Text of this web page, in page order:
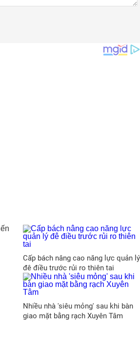
Cấp bách nâng cao năng lực quản lý
đê điều trước rủi ro thiên tai
Nhiều nhà 'siêu mỏng' sau khi bàn
giao mặt bằng rạch Xuyên Tâm